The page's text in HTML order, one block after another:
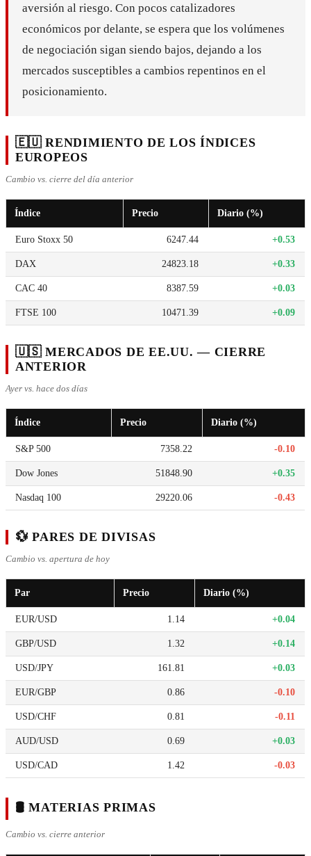
aversión al riesgo. Con pocos catalizadores
económicos por delante, se espera que los volúmenes
de negociación sigan siendo bajos, dejando a los
mercados susceptibles a cambios repentinos en el
posicionamiento.
🇪🇺 RENDIMIENTO DE LOS ÍNDICES
EUROPEOS
Cambio vs. cierre del día anterior
Índice Precio Diario (%)
Euro Stoxx 50 6247.44 +0.53
DAX 24823.18 +0.33
CAC 40 8387.59 +0.03
FTSE 100 10471.39 +0.09
🇺🇸 MERCADOS DE EE.UU. — CIERRE
ANTERIOR
Ayer vs. hace dos días
Índice Precio Diario (%)
S&P 500 7358.22 -0.10
Dow Jones 51848.90 +0.35
Nasdaq 100 29220.06 -0.43
💱 PARES DE DIVISAS
Cambio vs. apertura de hoy
Par Precio Diario (%)
EUR/USD 1.14 +0.04
GBP/USD 1.32 +0.14
USD/JPY 161.81 +0.03
EUR/GBP 0.86 -0.10
USD/CHF 0.81 -0.11
AUD/USD 0.69 +0.03
USD/CAD 1.42 -0.03
🛢️ MATERIAS PRIMAS
Cambio vs. cierre anterior